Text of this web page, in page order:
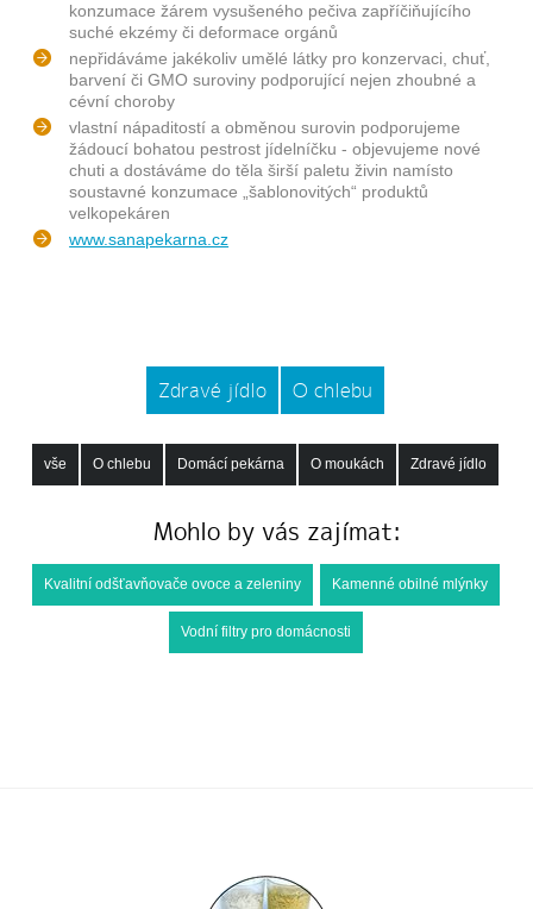
konzumace žárem vysušeného pečiva zapříčiňujícího
suché ekzémy či deformace orgánů
nepřidáváme jakékoliv umělé látky pro konzervaci, chuť,
barvení či GMO suroviny podporující nejen zhoubné a
cévní choroby
vlastní nápaditostí a obměnou surovin podporujeme
žádoucí bohatou pestrost jídelníčku - objevujeme nové
chuti a dostáváme do těla širší paletu živin namísto
soustavné konzumace „šablonovitých“ produktů
velkopekáren
www.sanapekarna.cz
Zdravé jídlo O chlebu
vše O chlebu Domácí pekárna O moukách Zdravé jídlo
Mohlo by vás zajímat:
Kvalitní odšťavňovače ovoce a zeleniny Kamenné obilné mlýnky
Vodní filtry pro domácnosti